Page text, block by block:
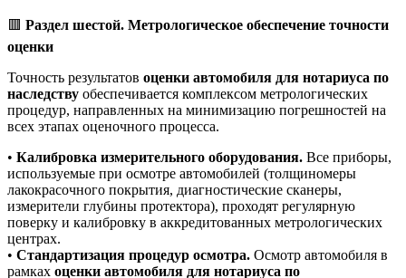
🟥 Раздел шестой. Метрологическое обеспечение точности
оценки
Точность результатов оценки автомобиля для нотариуса по
наследству обеспечивается комплексом метрологических
процедур, направленных на минимизацию погрешностей на
всех этапах оценочного процесса.
• Калибровка измерительного оборудования. Все приборы,
используемые при осмотре автомобилей (толщиномеры
лакокрасочного покрытия, диагностические сканеры,
измерители глубины протектора), проходят регулярную
поверку и калибровку в аккредитованных метрологических
центрах.
• Стандартизация процедур осмотра. Осмотр автомобиля в
рамках оценки автомобиля для нотариуса по